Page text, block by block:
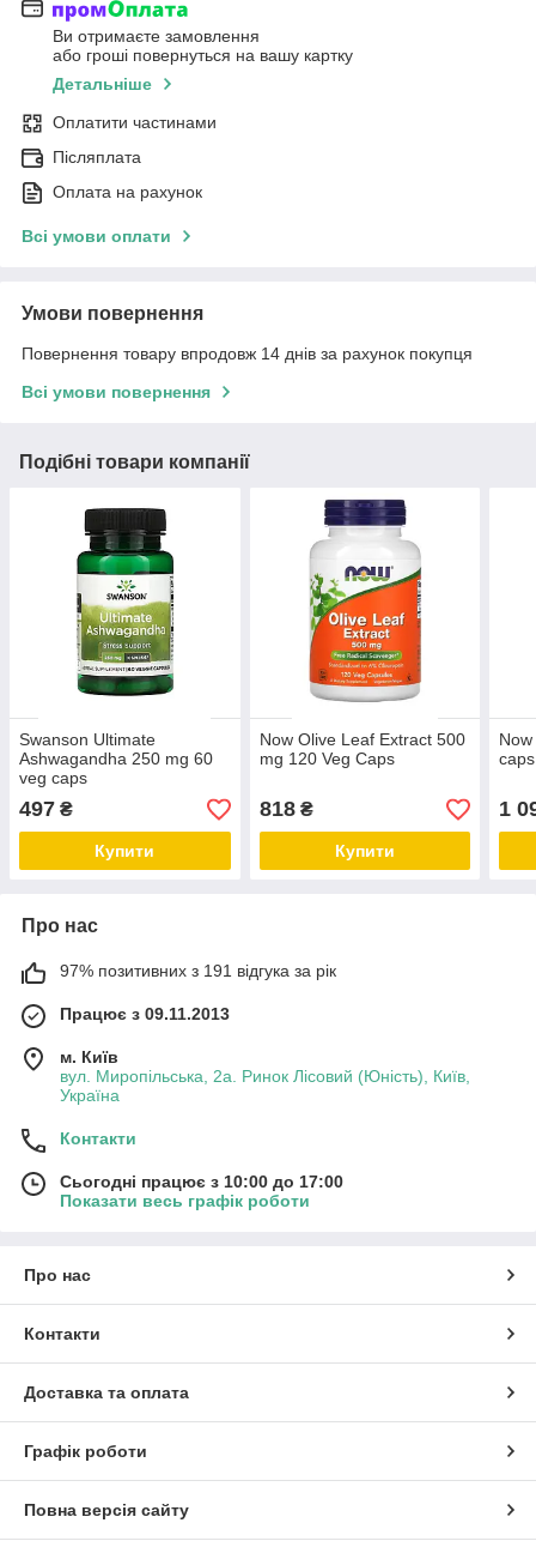
Ви отримаєте замовлення
або гроші повернуться на вашу картку
Детальніше
Оплатити частинами
Післяплата
Оплата на рахунок
Всі умови оплати
Умови повернення
Повернення товару впродовж 14 днів за рахунок покупця
Всі умови повернення
Подібні товари компанії
Swanson Ultimate
Ashwagandha 250 mg 60
veg caps
497 ₴
Купити
Now Olive Leaf Extract 500
mg 120 Veg Caps
818₴
Купити
caps
1
Про нас
97% позитивних з 191 відгука за рік
Працює з 09.11.2013
м. Київ
вул. Миропільська, 2а. Ринок Лісовий (Юність), Київ,
Україна
Контакти
Сьогодні працює з 10:00 до 17:00
Показати весь графік роботи
Про нас
Контакти
Доставка та оплата
Графік роботи
Повна версія сайту